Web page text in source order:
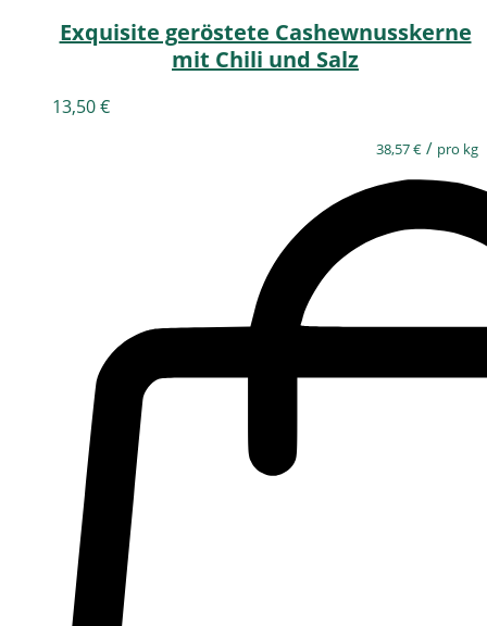
Exquisite geröstete Cashewnusskerne
mit Chili und Salz
13,50€
38,57€ / pro kg